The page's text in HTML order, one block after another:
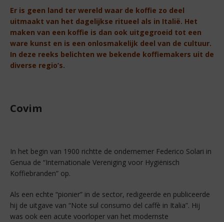
Er is geen land ter wereld waar de koffie zo deel
uitmaakt van het dagelijkse ritueel als in Italië. Het
maken van een koffie is dan ook uitgegroeid tot een
ware kunst en is een onlosmakelijk deel van de cultuur.
In deze reeks belichten we bekende koffiemakers uit de
diverse regio’s.
Covim
In het begin van 1900 richtte de ondernemer Federico Solari in
Genua de “Internationale Vereniging voor Hygiënisch
Koffiebranden” op.
Als een echte “pionier” in de sector, redigeerde en publiceerde
hij de uitgave van “Note sul consumo del caffè in Italia”. Hij
was ook een acute voorloper van het modernste